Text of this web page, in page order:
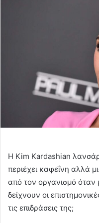
Η Kim Kardashian
περιέχει καφεΐνη αλλά
από τον οργανισμό όταν
δείχνουν οι
τις επιδράσεις της;